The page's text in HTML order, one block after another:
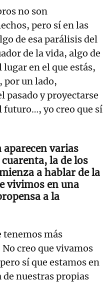
no son
pero sí en las
de esa parálisis del
de la vida, algo de
en el que estás,
por un lado,
pasado y proyectarse
futuro…, yo creo que sí
aparecen varias
la de los
a hablar de la
vivimos en una
a la
tenemos más
creo que vivamos
sí que estamos en
de nuestras propias